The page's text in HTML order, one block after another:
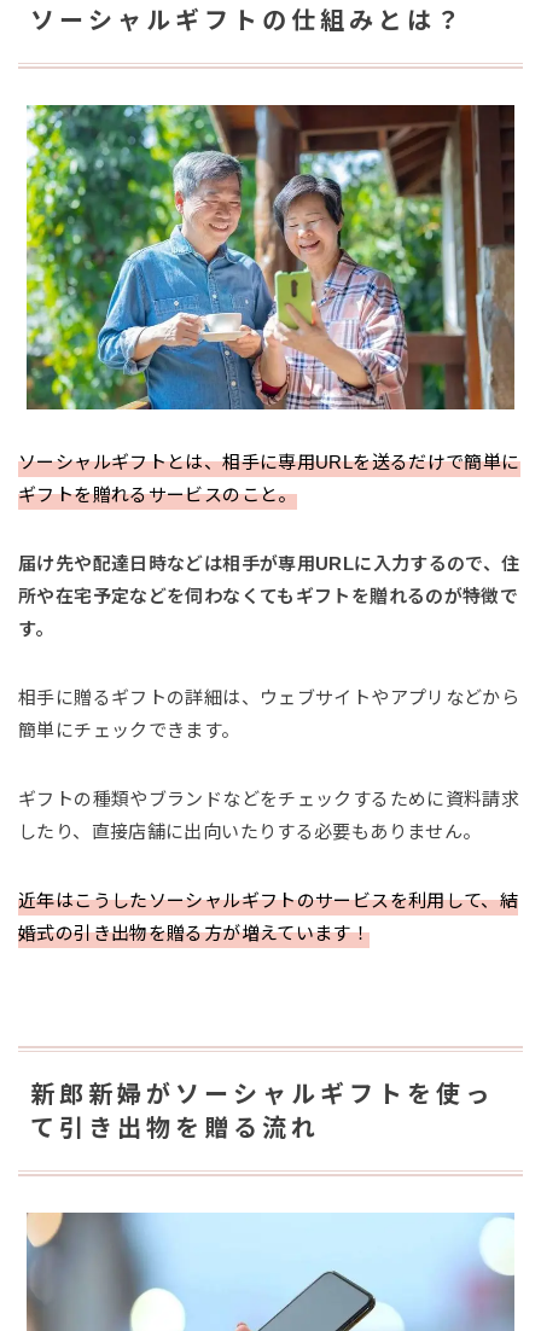
ソーシャルギフトの仕組みとは？
ソーシャルギフトとは、相手に専用URLを送るだけで簡単に
ギフトを贈れるサービスのこと。
届け先や配達日時などは相手が専用URLに入力するので、住
所や在宅予定などを伺わなくてもギフトを贈れるのが特徴で
す。
相手に贈るギフトの詳細は、ウェブサイトやアプリなどから
簡単にチェックできます。
ギフトの種類やブランドなどをチェックするために資料請求
したり、直接店舗に出向いたりする必要もありません。
近年はこうしたソーシャルギフトのサービスを利用して、結
婚式の引き出物を贈る方が増えています！
新郎新婦がソーシャルギフトを使っ
て引き出物を贈る流れ